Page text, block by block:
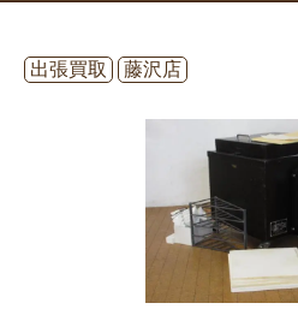
出張買取
藤沢店